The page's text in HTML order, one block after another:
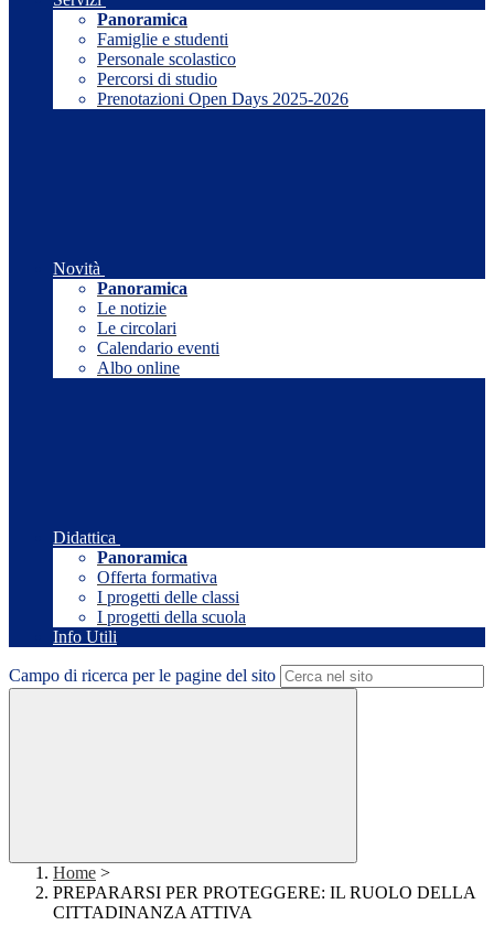
Panoramica
Famiglie e studenti
Personale scolastico
Percorsi di studio
Prenotazioni Open Days 2025-2026
Novità
Panoramica
Le notizie
Le circolari
Calendario eventi
Albo online
Didattica
Panoramica
Offerta formativa
I progetti delle classi
I progetti della scuola
Info Utili
Campo di ricerca per le pagine del sito
Home >
PREPARARSI PER PROTEGGERE: IL RUOLO DELLA
CITTADINANZA ATTIVA